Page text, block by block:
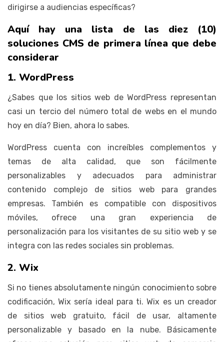
dirigirse a audiencias específicas?
Aquí hay una lista de las diez (10)
soluciones CMS de primera línea que debe
considerar
1. WordPress
¿Sabes que los sitios web de WordPress representan
casi un tercio del número total de webs en el mundo
hoy en día? Bien, ahora lo sabes.
WordPress cuenta con increíbles complementos y
temas de alta calidad, que son fácilmente
personalizables y adecuados para administrar
contenido complejo de sitios web para grandes
empresas. También es compatible con dispositivos
móviles, ofrece una gran experiencia de
personalización para los visitantes de su sitio web y se
integra con las redes sociales sin problemas.
2. Wix
Si no tienes absolutamente ningún conocimiento sobre
codificación, Wix sería ideal para ti. Wix es un creador
de sitios web gratuito, fácil de usar, altamente
personalizable y basado en la nube. Básicamente